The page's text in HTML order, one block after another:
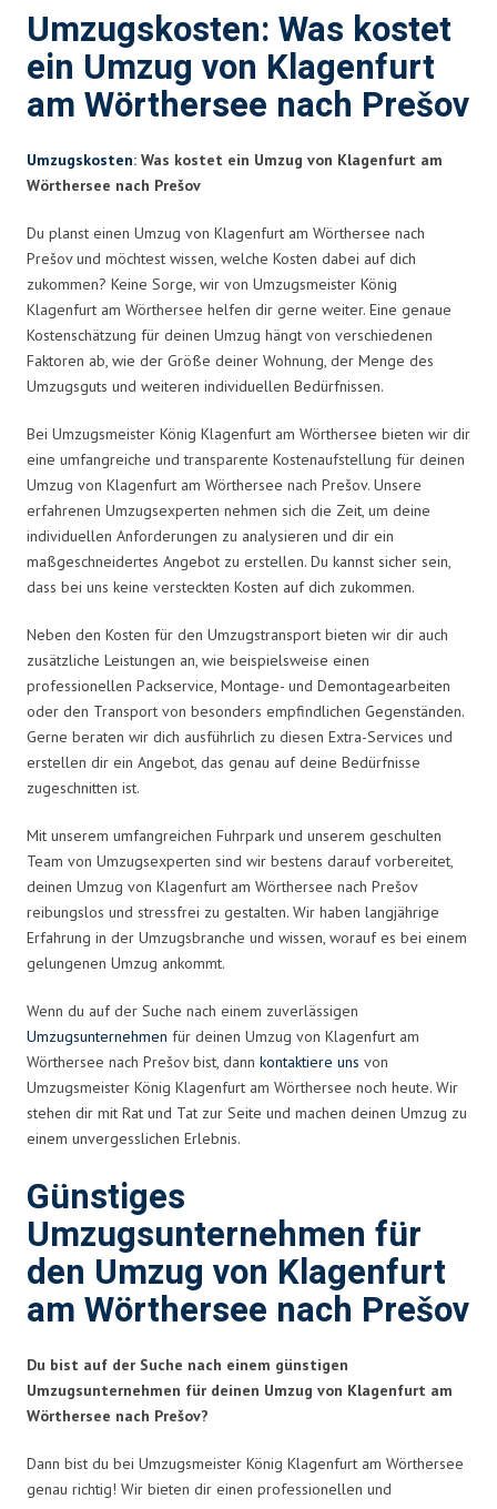
Umzugskosten: Was kostet
ein Umzug von Klagenfurt
am Wörthersee nach Prešov
Umzugskosten: Was kostet ein Umzug von Klagenfurt am
Wörthersee nach Prešov
Du planst einen Umzug von Klagenfurt am Wörthersee nach
Prešov und möchtest wissen, welche Kosten dabei auf dich
zukommen? Keine Sorge, wir von Umzugsmeister König
Klagenfurt am Wörthersee helfen dir gerne weiter. Eine genaue
Kostenschätzung für deinen Umzug hängt von verschiedenen
Faktoren ab, wie der Größe deiner Wohnung, der Menge des
Umzugsguts und weiteren individuellen Bedürfnissen.
Bei Umzugsmeister König Klagenfurt am Wörthersee bieten wir dir
eine umfangreiche und transparente Kostenaufstellung für deinen
Umzug von Klagenfurt am Wörthersee nach Prešov. Unsere
erfahrenen Umzugsexperten nehmen sich die Zeit, um deine
individuellen Anforderungen zu analysieren und dir ein
maßgeschneidertes Angebot zu erstellen. Du kannst sicher sein,
dass bei uns keine versteckten Kosten auf dich zukommen.
Neben den Kosten für den Umzugstransport bieten wir dir auch
zusätzliche Leistungen an, wie beispielsweise einen
professionellen Packservice, Montage- und Demontagearbeiten
oder den Transport von besonders empfindlichen Gegenständen.
Gerne beraten wir dich ausführlich zu diesen Extra-Services und
erstellen dir ein Angebot, das genau auf deine Bedürfnisse
zugeschnitten ist.
Mit unserem umfangreichen Fuhrpark und unserem geschulten
Team von Umzugsexperten sind wir bestens darauf vorbereitet,
deinen Umzug von Klagenfurt am Wörthersee nach Prešov
reibungslos und stressfrei zu gestalten. Wir haben langjährige
Erfahrung in der Umzugsbranche und wissen, worauf es bei einem
gelungenen Umzug ankommt.
Wenn du auf der Suche nach einem zuverlässigen
Umzugsunternehmen für deinen Umzug von Klagenfurt am
Wörthersee nach Prešov bist, dann kontaktiere uns von
Umzugsmeister König Klagenfurt am Wörthersee noch heute. Wir
stehen dir mit Rat und Tat zur Seite und machen deinen Umzug zu
einem unvergesslichen Erlebnis.
Günstiges
Umzugsunternehmen für
den Umzug von Klagenfurt
am Wörthersee nach Prešov
Du bist auf der Suche nach einem günstigen
Umzugsunternehmen für deinen Umzug von Klagenfurt am
Wörthersee nach Prešov?
Dann bist du bei Umzugsmeister König Klagenfurt am Wörthersee
genau richtig! Wir bieten dir einen professionellen und